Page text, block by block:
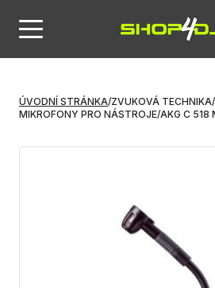
ÚVODNÍ STRÁNKA/ZVUKOVÁ TECHNIKA/
MIKROFONY PRO NÁSTROJE/AKG C 518